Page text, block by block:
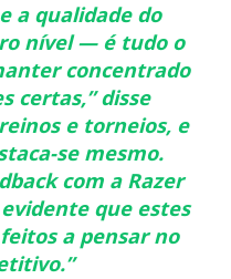
a qualidade do
nível — é tudo o
concentrado
certas,”disse
e torneios, e
se mesmo.
com a Razer
que estes
a pensar no